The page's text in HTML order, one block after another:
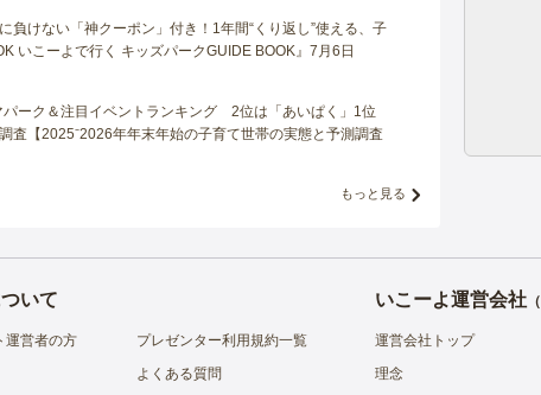
負けない「神クーポン」付き！1年間“くり返し”使える、子
いこーよで行く キッズパークGUIDE BOOK』7月6日
ーク＆注目イベントランキング 2位は「あいぱく」1位
査【2025⁻2026年年末年始の子育て世帯の実態と予測調査
もっと見る
いて
運営者の方
プレゼンター利用規約一覧
よくある質問
いこーよ運営会社（
運営会社トップ
理念